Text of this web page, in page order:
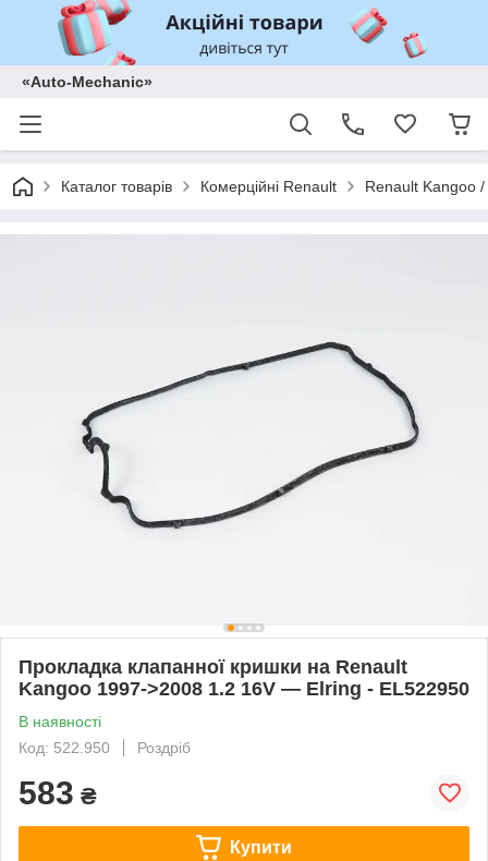
«Auto-Mechanic»
Каталог товарів Комерційні Renault Renault Kangoo
Прокладка клапанної кришки на Renault
Kangoo 1997->2008 1.2 16V — Elring - EL522950
В наявності
Код: 522.950
Роздріб
583 ₴
Купити